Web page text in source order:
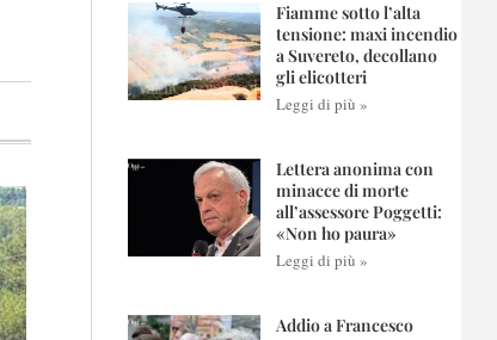
Fiamme sotto l’alta
tensione: maxi incendio
a Suvereto, decollano
gli elicotteri
Leggi di più »
Lettera anonima con
minacce di morte
all’assessore Poggetti:
«Non ho paura»
Leggi di più »
Addio a Francesco